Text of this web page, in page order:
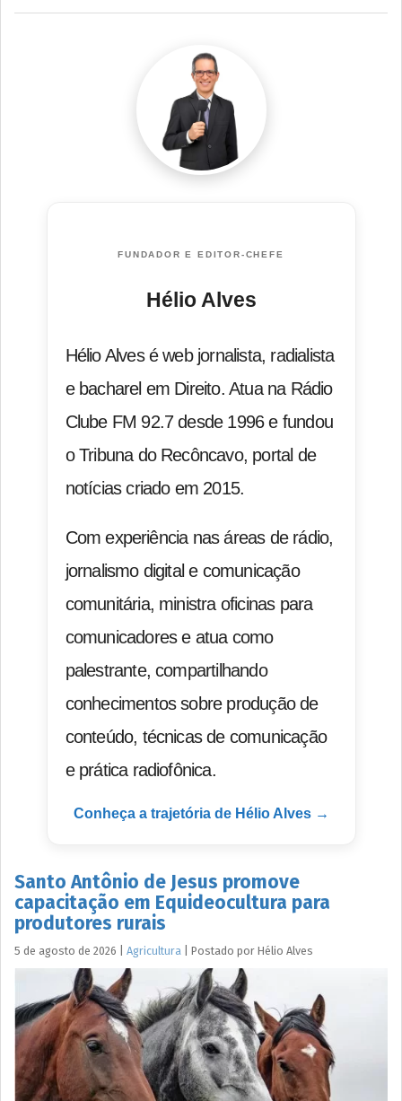
FUNDADOR E EDITOR-CHEFE
Hélio Alves
Hélio Alves é web jornalista, radialista
e bacharel em Direito. Atua na Rádio
Clube FM 92.7 desde 1996 e fundou
o Tribuna do Recôncavo, portal de
notícias criado em 2015.
Com experiência nas áreas de rádio,
jornalismo digital e comunicação
comunitária, ministra oficinas para
comunicadores e atua como
palestrante, compartilhando
conhecimentos sobre produção de
conteúdo, técnicas de comunicação
e prática radiofônica.
Conheça a trajetória de Hélio Alves →
Santo Antônio de Jesus promove
capacitação em Equideocultura para
produtores rurais
5 de agosto de 2026 Agricultura Postado por Hélio Alves